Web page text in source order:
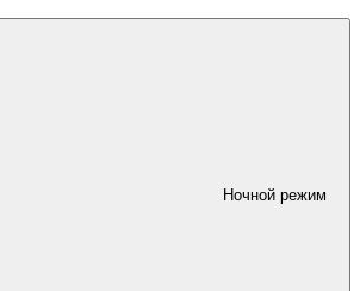
Ночной режим